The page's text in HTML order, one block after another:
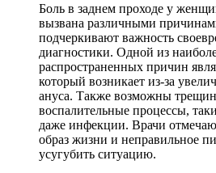
Боль в заднем проходе у
вызвана различными
подчеркивают важность
диагностики. Одной из
распространенных причин
который возникает из-за
ануса. Также возможны
воспалительные процессы,
даже инфекции. Врачи
образ жизни и неправильное
усугубить ситуацию.